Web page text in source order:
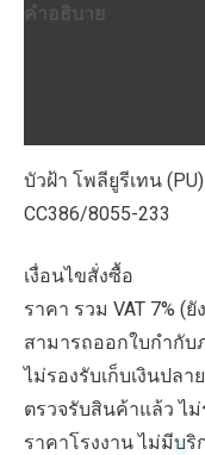
(PU)
9"
223mmx2.40m
CC386/8055-
233
ชิ้น
คำอธิบาย
บัวฝ้า โพลียูรีเทน
CC386/8055-233
เงื่อนไขสั่งซื้อ
ราคา รวม VAT 7% (
สามารถออกใบกำกับ
ไม่รองรับเก็บเงินปล
ตรวจรับสินค้าแล้ว ไ
ราคาโรงงาน ไม่มีบ